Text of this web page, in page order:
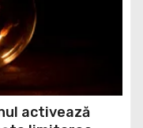
activează